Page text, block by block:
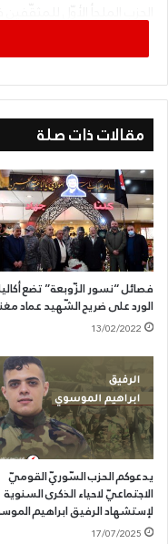
وأخيراً نتوجّه بالشكر الجزيل
ونعاهدهم بأنّنا سنحارب
مقالات ذات صلة
فصائل “نسور الزّوبعة” تضع
الورد على ضريح الشّهيد عماد
13/02/2022
يدعوكم الحزب السّوريّ القوميّ
الاجتماعيّ لاحياء الذكرى السنوية
لإستشهاد الرفيق ابراهيم
17/07/2025